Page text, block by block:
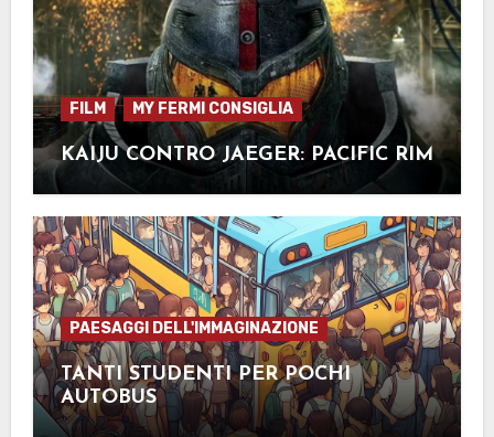
FILM MY FERMI CONSIGLIA
KAIJU CONTRO JAEGER: PACIFIC RIM
PAESAGGI DELL'IMMAGINAZIONE
TANTI STUDENTI PER POCHI
AUTOBUS